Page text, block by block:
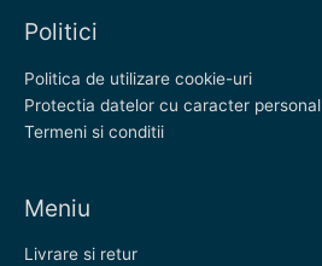
Politici
Politica de utilizare cookie-uri
Protectia datelor cu caracter personal
Termeni si conditii
Meniu
Livrare si retur